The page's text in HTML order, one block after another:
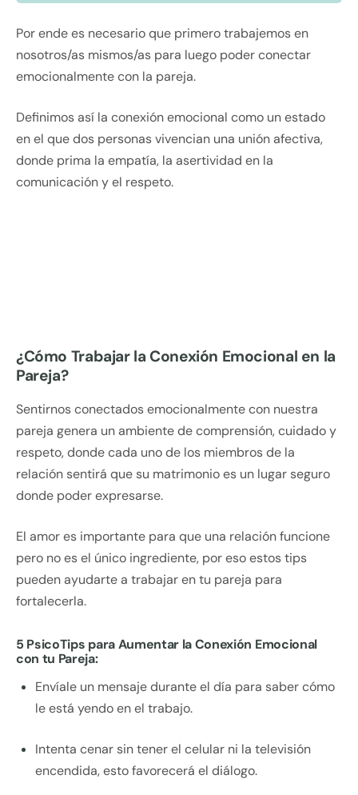
Por ende es necesario que primero trabajemos en
nosotros/as mismos/as para luego poder conectar
emocionalmente con la pareja.
Definimos así la conexión emocional como un estado
en el que dos personas vivencian una unión afectiva,
donde prima la empatía, la asertividad en la
comunicación y el respeto.
¿Cómo Trabajar la Conexión Emocional en la
Pareja?
Sentirnos conectados emocionalmente con nuestra
pareja genera un ambiente de comprensión, cuidado y
respeto, donde cada uno de los miembros de la
relación sentirá que su matrimonio es un lugar seguro
donde poder expresarse.
El amor es importante para que una relación funcione
pero no es el único ingrediente, por eso estos tips
pueden ayudarte a trabajar en tu pareja para
fortalecerla.
5 PsicoTips para Aumentar la Conexión Emocional
con tu Pareja:
Envíale un mensaje durante el día para saber cómo
le está yendo en el trabajo.
Intenta cenar sin tener el celular ni la televisión
encendida, esto favorecerá el diálogo.